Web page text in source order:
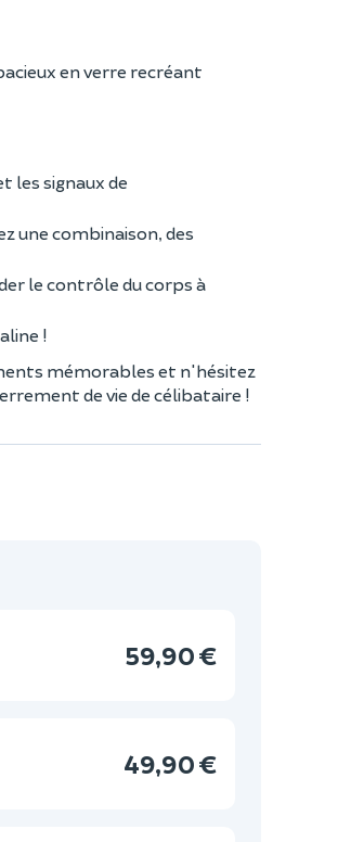
en verre recréant
les signaux de
une combinaison, des
le contrôle du corps à
!
mémorables et n'hésitez
de vie de célibataire !
59,90 €
49,90 €